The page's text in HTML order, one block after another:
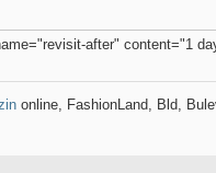
after" content="1
online, FashionLand, Bld,